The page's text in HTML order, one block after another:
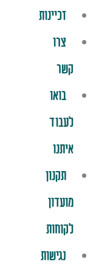
זכיינות
צרו
קשר
בואו
לעבוד
איתנו
תקנון
מועדון
לקוחות
נגישות